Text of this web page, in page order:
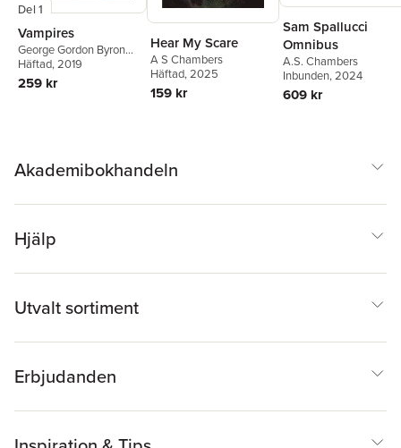
Del 1
Vampires
George Gordon Byron
1788-,John Polidori
James Grant Goldin
Häftad, 2019
259 kr
Hear My Scare
A S Chambers
Häftad, 2025
159 kr
Sam Spallucci
Omnibus
A.S. Chambers
Inbunden, 2024
609 kr
Akademibokhandeln
Hjälp
Utvalt sortiment
Erbjudanden